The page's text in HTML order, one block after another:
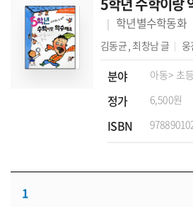
학년별수학동화
김동균, 최창남글 웅
분야 아동> 초
정가 6,500원
ISBN
1